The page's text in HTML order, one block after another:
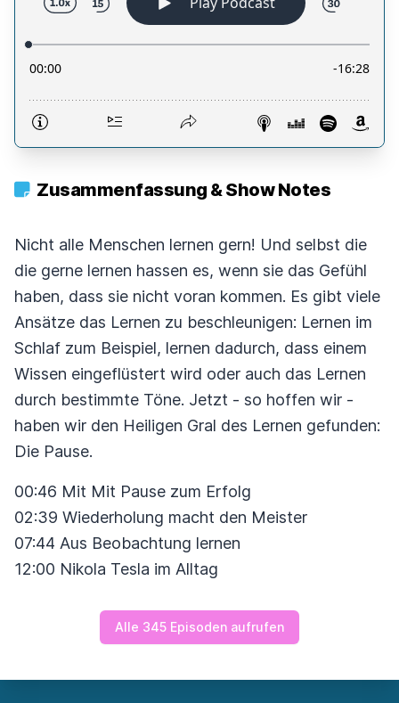
Zusammenfassung & Show Notes
Nicht alle Menschen lernen gern! Und selbst die
die gerne lernen hassen es, wenn sie das Gefühl
haben, dass sie nicht voran kommen. Es gibt viele
Ansätze das Lernen zu beschleunigen: Lernen im
Schlaf zum Beispiel, lernen dadurch, dass einem
Wissen eingeflüstert wird oder auch das Lernen
durch bestimmte Töne. Jetzt - so hoffen wir -
haben wir den Heiligen Gral des Lernen gefunden:
Die Pause.
00:46 Mit Mit Pause zum Erfolg
02:39 Wiederholung macht den Meister
07:44 Aus Beobachtung lernen
12:00 Nikola Tesla im Alltag
Alle 345 Episoden aufrufen